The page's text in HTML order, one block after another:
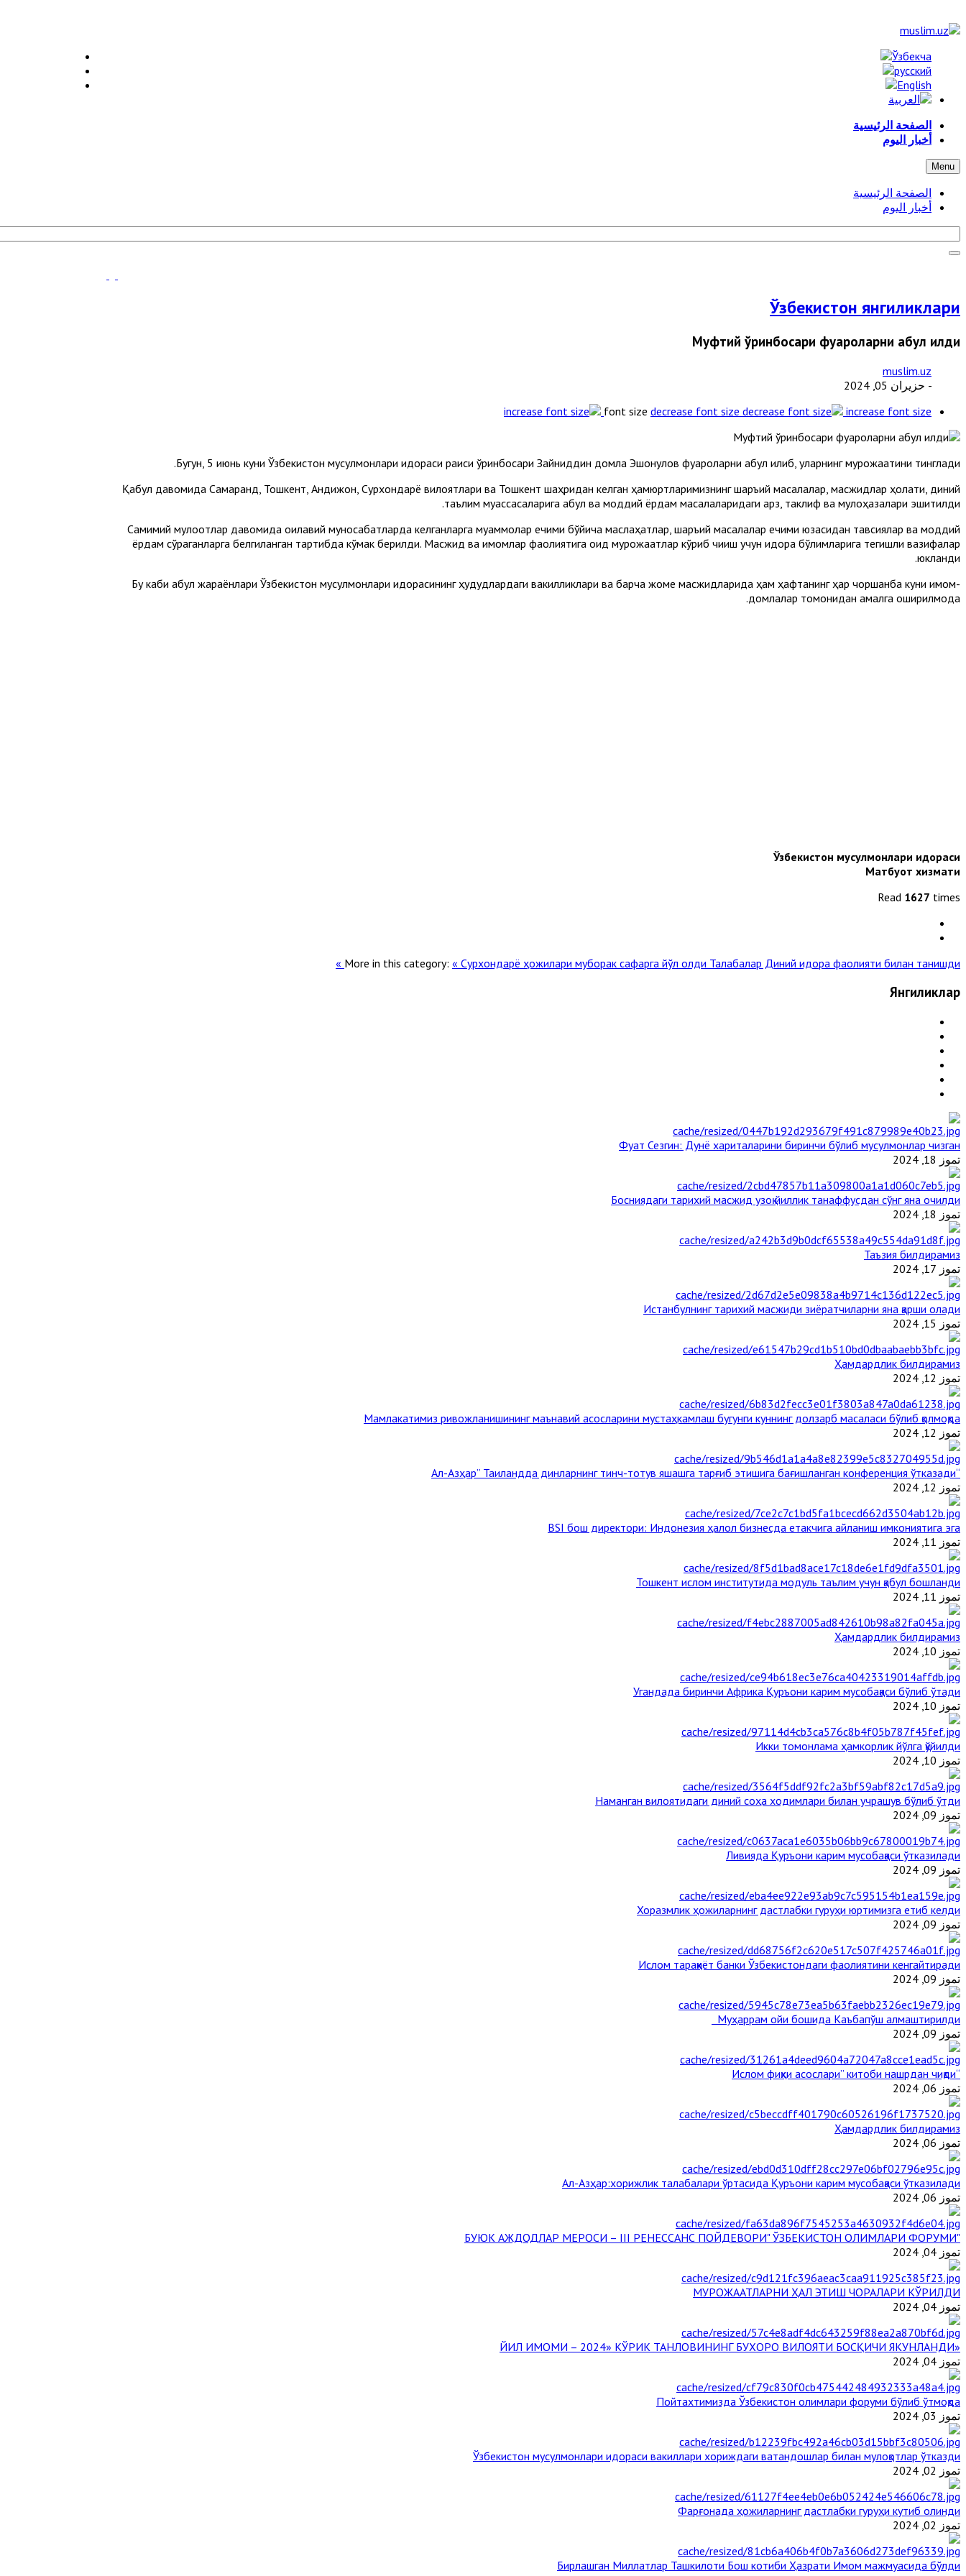
الصفحة الرئيسية
أخبار اليوم
Menu
الصفحة الرئيسية
أخبار اليوم
Ўзбекистон янгиликлари
Муфтий ўринбосари фуқароларни қабул қилди
muslim.uz
- حزيران 05, 2024
font size decrease font size increase font size
Бугун, 5 июнь куни Ўзбекистон мусулмонлари идораси раиси ўринбосари Зайниддин домла Эшонқулов фуқароларни қабул қилиб, уларнинг мурожаатини тинглади.
Қабул давомида Самарқанд, Тошкент, Андижон, Сурхондарё вилоятлари ва Тошкент шаҳридан келган ҳамюртларимизнинг шаръий масалалар, масжидлар ҳолати, диний
таълим муассасаларига қабул ва моддий ёрдам масалаларидаги арз, таклиф ва мулоҳазалари эшитилди.
Самимий мулоқотлар давомида оилавий муносабатларда келганларга муаммолар ечими бўйича маслаҳатлар, шаръий масалалар ечими юзасидан тавсиялар ва моддий
ёрдам сўраганларга белгиланган тартибда кўмак берилди. Масжид ва имомлар фаолиятига оид мурожаатлар кўриб чиқиш учун идора бўлимларига тегишли вазифалар
юкланди.
Бу каби қабул жараёнлари Ўзбекистон мусулмонлари идорасининг ҳудудлардаги вакилликлари ва барча жоме масжидларида ҳам ҳафтанинг ҳар чоршанба куни имом-
домлалар томонидан амалга оширилмоқда.
Ўзбекистон мусулмонлари идораси
Матбуот хизмати
Read 1627 times
More in this category: « Сурхондарё ҳожилари муборак сафарга йўл олди Талабалар Диний идора фаолияти билан танишди »
Янгиликлар
Фуат Сезгин: Дунё хариталарини биринчи бўлиб мусулмонлар чизган
تموز 18, 2024
Босниядаги тарихий масжид узоқ йиллик танаффусдан сўнг яна очилди
تموز 18, 2024
Таъзия билдирамиз
تموز 17, 2024
Истанбулнинг тарихий масжиди зиёратчиларни яна қарши олади
تموز 15, 2024
Ҳамдардлик билдирамиз
تموز 12, 2024
Мамлакатимиз ривожланишининг маънавий асосларини мустаҳкамлаш бугунги куннинг долзарб масаласи бўлиб қолмоқда
تموز 12, 2024
“Ал-Азҳар” Таиландда динларнинг тинч-тотув яшашга тарғиб этишига бағишланган конференция ўтказади
تموز 12, 2024
BSI бош директори: Индонезия ҳалол бизнесда етакчига айланиш имкониятига эга
تموز 11, 2024
Тошкент ислом институтида модуль таълим учун қабул бошланди
تموز 11, 2024
Ҳамдардлик билдирамиз
تموز 10, 2024
Угандада биринчи Aфрика Қуръони карим мусобақаси бўлиб ўтади
تموز 10, 2024
Икки томонлама ҳамкорлик йўлга қўйилди
تموز 10, 2024
Наманган вилоятидаги диний соҳа ходимлари билан учрашув бўлиб ўтди
تموز 09, 2024
Ливияда Қуръони карим мусобақаси ўтказилади
تموز 09, 2024
Хоразмлик ҳожиларнинг дастлабки гуруҳи юртимизга етиб келди
تموز 09, 2024
Ислом тараққиёт банки Ўзбекистондаги фаолиятини кенгайтиради
تموز 09, 2024
Муҳаррам ойи бошида Каъбапўш алмаштирилди
تموز 09, 2024
“Ислом фиқҳи асослари” китоби нашрдан чиқди
تموز 06, 2024
Ҳамдардлик билдирамиз
تموز 06, 2024
Aл-Aзҳар:хорижлик талабалари ўртасида Қуръони карим мусобақаси ўтказилади
تموز 06, 2024
"БУЮК АЖДОДЛАР МЕРОСИ – III РЕНЕССАНС ПОЙДЕВОРИ" ЎЗБЕКИСТОН ОЛИМЛАРИ ФОРУМИ
تموز 04, 2024
МУРОЖААТЛАРНИ ҲАЛ ЭТИШ ЧОРАЛАРИ КЎРИЛДИ
تموز 04, 2024
«ЙИЛ ИМОМИ – 2024» КЎРИК ТАНЛОВИНИНГ БУХОРО ВИЛОЯТИ БОСҚИЧИ ЯКУНЛАНДИ
تموز 04, 2024
Пойтахтимизда Ўзбекистон олимлари форуми бўлиб ўтмоқда
تموز 03, 2024
Ўзбекистон мусулмонлари идораси вакиллари хориждаги ватандошлар билан мулоқотлар ўтказди
تموز 02, 2024
Фарғонада ҳожиларнинг дастлабки гуруҳи кутиб олинди
تموز 02, 2024
Бирлашган Миллатлар Ташкилоти Бош котиби Ҳазрати Имом мажмуасида бўлди